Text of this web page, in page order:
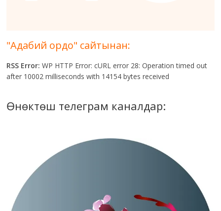
"Адабий ордо" сайтынан:
RSS Error: WP HTTP Error: cURL error 28: Operation timed out
after 10002 milliseconds with 14154 bytes received
Өнөктөш телеграм каналдар: